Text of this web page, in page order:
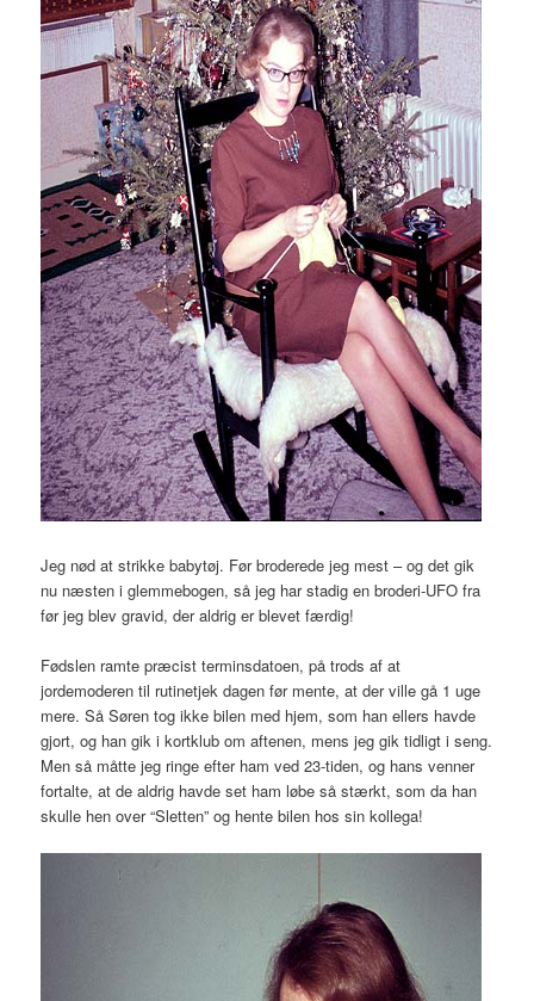
Jeg nød at strikke babytøj. Før broderede jeg mest – og det gik
nu næsten i glemmebogen, så jeg har stadig en broderi-UFO fra
før jeg blev gravid, der aldrig er blevet færdig!
Fødslen ramte præcist terminsdatoen, på trods af at
jordemoderen til rutinetjek dagen før mente, at der ville gå 1 uge
mere. Så Søren tog ikke bilen med hjem, som han ellers havde
gjort, og han gik i kortklub om aftenen, mens jeg gik tidligt i seng.
Men så måtte jeg ringe efter ham ved 23-tiden, og hans venner
fortalte, at de aldrig havde set ham løbe så stærkt, som da han
skulle hen over “Sletten” og hente bilen hos sin kollega!